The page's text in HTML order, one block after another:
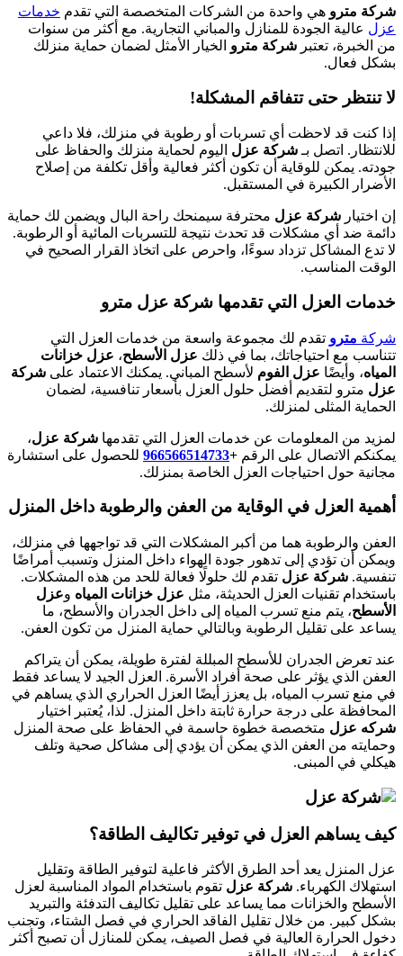
شركة مترو هي واحدة من الشركات المتخصصة التي تقدم خدمات
عزل عالية الجودة للمنازل والمباني التجارية. مع أكثر من سنوات
من الخبرة، تعتبر شركة مترو الخيار الأمثل لضمان حماية منزلك
بشكل فعال.
لا تنتظر حتى تتفاقم المشكلة!
إذا كنت قد لاحظت أي تسربات أو رطوبة في منزلك، فلا داعي
للانتظار. اتصل بـ شركة عزل اليوم لحماية منزلك والحفاظ على
جودته. يمكن للوقاية أن تكون أكثر فعالية وأقل تكلفة من إصلاح
الأضرار الكبيرة في المستقبل.
إن اختيار شركة عزل محترفة سيمنحك راحة البال ويضمن لك حماية
دائمة ضد أي مشكلات قد تحدث نتيجة للتسربات المائية أو الرطوبة.
لا تدع المشاكل تزداد سوءًا، واحرص على اتخاذ القرار الصحيح في
الوقت المناسب.
خدمات العزل التي تقدمها شركة عزل مترو
شركة مترو تقدم لك مجموعة واسعة من خدمات العزل التي
تتناسب مع احتياجاتك، بما في ذلك عزل الأسطح، عزل خزانات
المياه، وأيضًا عزل الفوم لأسطح المباني. يمكنك الاعتماد على شركة
عزل مترو لتقديم أفضل حلول العزل بأسعار تنافسية، لضمان
الحماية المثلى لمنزلك.
لمزيد من المعلومات عن خدمات العزل التي تقدمها شركة عزل،
يمكنكم الاتصال على الرقم +
966566514733 للحصول على استشارة
مجانية حول احتياجات العزل الخاصة بمنزلك.
أهمية العزل في الوقاية من العفن والرطوبة داخل المنزل
العفن والرطوبة هما من أكبر المشكلات التي قد تواجهها في منزلك،
ويمكن أن تؤدي إلى تدهور جودة الهواء داخل المنزل وتسبب أمراضًا
تنفسية. شركة عزل تقدم لك حلولًا فعالة للحد من هذه المشكلات.
باستخدام تقنيات العزل الحديثة، مثل عزل خزانات المياه وعزل
الأسطح، يتم منع تسرب المياه إلى داخل الجدران والأسطح، ما
يساعد على تقليل الرطوبة وبالتالي حماية المنزل من تكون العفن.
عند تعرض الجدران للأسطح المبللة لفترة طويلة، يمكن أن يتراكم
العفن الذي يؤثر على صحة أفراد الأسرة. العزل الجيد لا يساعد فقط
في منع تسرب المياه، بل يعزز أيضًا العزل الحراري الذي يساهم في
المحافظة على درجة حرارة ثابتة داخل المنزل. لذا، يُعتبر اختيار
شركه عزل متخصصة خطوة حاسمة في الحفاظ على صحة المنزل
وحمايته من العفن الذي يمكن أن يؤدي إلى مشاكل صحية وتلف
هيكلي في المبنى.
كيف يساهم العزل في توفير تكاليف الطاقة؟
عزل المنزل يعد أحد الطرق الأكثر فاعلية لتوفير الطاقة وتقليل
استهلاك الكهرباء. شركة عزل تقوم باستخدام المواد المناسبة لعزل
الأسطح والخزانات مما يساعد على تقليل تكاليف التدفئة والتبريد
بشكل كبير. من خلال تقليل الفاقد الحراري في فصل الشتاء، وتجنب
دخول الحرارة العالية في فصل الصيف، يمكن للمنازل أن تصبح أكثر